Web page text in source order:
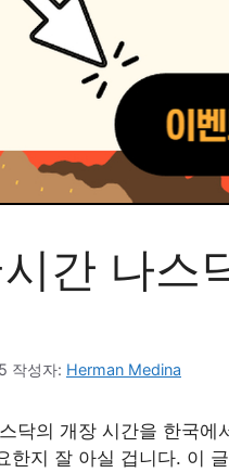
간 나스
작성자: Herman Medina
닥의 개장 시간을 한국에
한지 잘 아실 겁니다. 이